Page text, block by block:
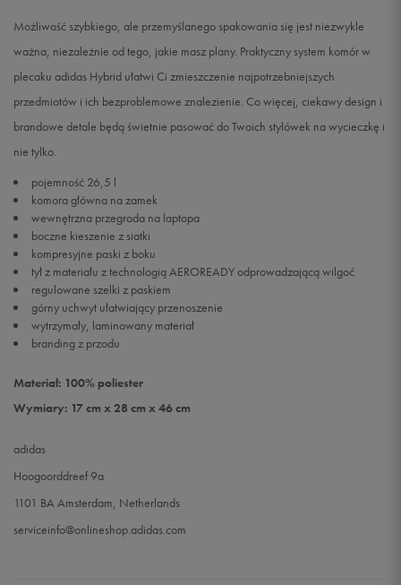
Możliwość szybkiego, ale przemyślanego spakowania się jest niezwykle
ważna, niezależnie od tego, jakie masz plany. Praktyczny system komór w
plecaku adidas Hybrid ułatwi Ci zmieszczenie najpotrzebniejszych
przedmiotów i ich bezproblemowe znalezienie. Co więcej, ciekawy design i
brandowe detale będą świetnie pasować do Twoich stylówek na wycieczkę i
nie tylko.
pojemność 26,5 l
komora główna na zamek
wewnętrzna przegroda na laptopa
boczne kieszenie z siatki
kompresyjne paski z boku
tył z materiału z technologią AEROREADY odprowadzającą wilgoć
regulowane szelki z paskiem
górny uchwyt ułatwiający przenoszenie
wytrzymały, laminowany materiał
branding z przodu
Materiał: 100% poliester
Wymiary: 17 cm x 28 cm x 46 cm
adidas
Hoogoorddreef 9a
1101 BA Amsterdam, Netherlands
serviceinfo@onlineshop.adidas.com